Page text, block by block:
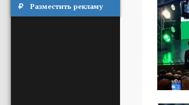
Разместить рекламу